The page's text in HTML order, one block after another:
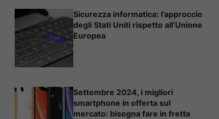
Sicurezza informatica: l’approccio
degli Stati Uniti rispetto all’Unione
Europea
Settembre 2024, i migliori
smartphone in offerta sul
mercato: bisogna fare in fretta